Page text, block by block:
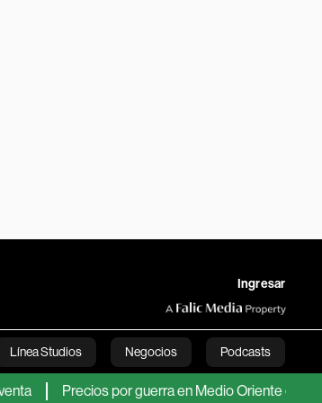
Ingresar
Línea Studios Negocios Podcasts
Precios por guerra en Medio Oriente